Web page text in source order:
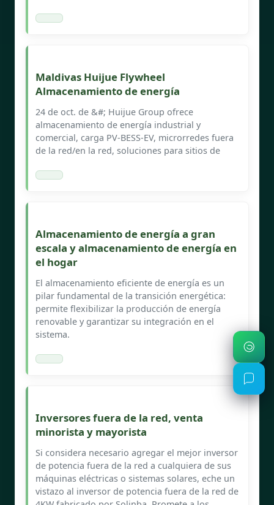
Maldivas Huijue Flywheel
Almacenamiento de energía
24 de oct. de &#; Huijue Group ofrece
almacenamiento de energía industrial y
comercial, carga PV-BESS-EV, microrredes fuera
de la red/en la red, soluciones para sitios de
Almacenamiento de energía a gran
escala y almacenamiento de energía en
el hogar
El almacenamiento eficiente de energía es un
pilar fundamental de la transición energética:
permite flexibilizar la producción de energía
renovable y garantizar su integración en el
sistema.
Inversores fuera de la red, venta
minorista y mayorista
Si considera necesario agregar el mejor inversor
de potencia fuera de la red a cualquiera de sus
máquinas eléctricas o sistemas solares, eche un
vistazo al inversor de potencia fuera de la red de